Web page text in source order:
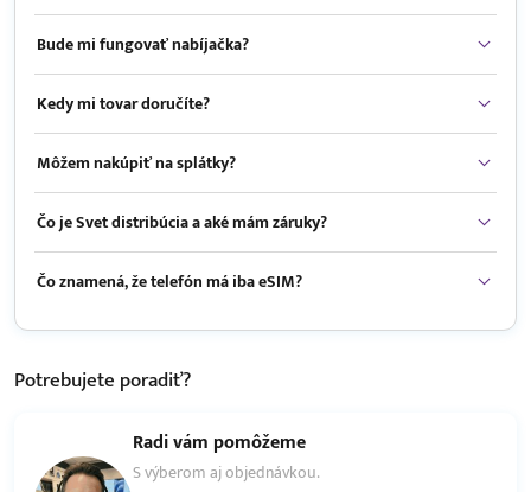
Bude mi fungovať nabíjačka?
Kedy mi tovar doručíte?
Môžem nakúpiť na splátky?
Čo je Svet distribúcia a aké mám záruky?
Čo znamená, že telefón má iba eSIM?
Potrebujete poradiť?
Radi vám pomôžeme
S výberom aj objednávkou.